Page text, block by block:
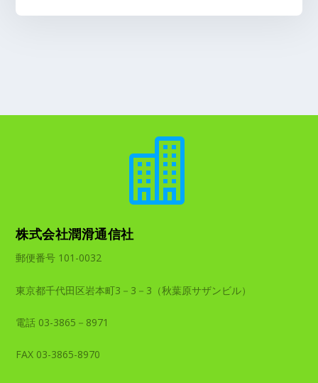

株式会社潤滑通信社
郵便番号 101-0032
東京都千代田区岩本町3－3－3（秋葉原サザンビル）
電話 03-3865－8971
FAX 03-3865-8970